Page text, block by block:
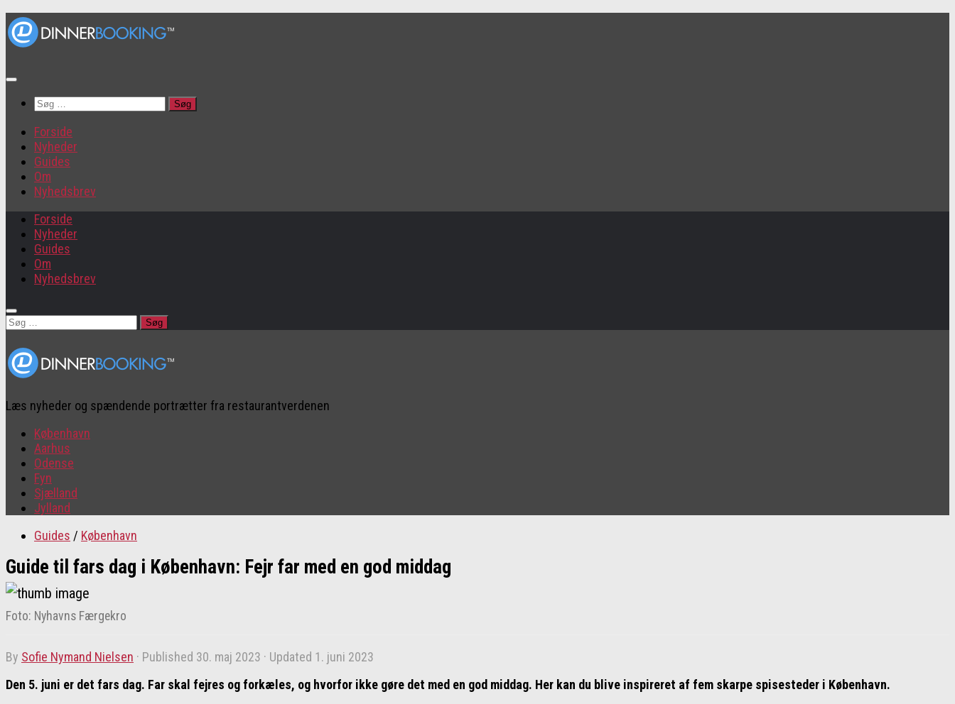
Søg
Forside
Nyheder
Guides
Om
Nyhedsbrev
Forside
Nyheder
Guides
Om
Nyhedsbrev
Søg
Læs nyheder og spændende portrætter fra restaurantverdenen
København
Aarhus
Odense
Fyn
Sjælland
Jylland
Guides / København
Guide til fars dag i København: Fejr far med en god middag
Foto: Nyhavns Færgekro
by Sofie Nymand Nielsen · Published 30. maj 2023 · Updated 1. juni 2023
Den 5. juni er det fars dag. Far skal fejres og forkæles, og hvorfor ikke gøre det med en god middag. Her kan du blive inspireret af fem skarpe spisesteder i København.